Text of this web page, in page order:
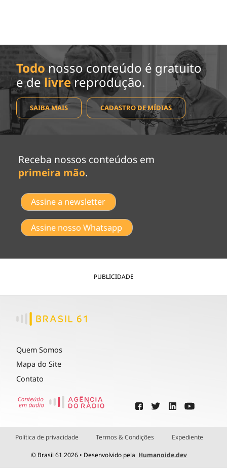
Todo nosso conteúdo é gratuito
e de livrereprodução.
SAIBA MAIS CADASTRO DE MÍDIAS
Receba nossos conteúdos em
primeira mão.
Assine a newsletter
Assine nosso Whatsapp
PUBLICIDADE
Quem Somos
Mapa do Site
Contato
Política de privacidade Termos & Condições Expediente
© Brasil 61 2026 • Desenvolvido pela Humanoide.dev